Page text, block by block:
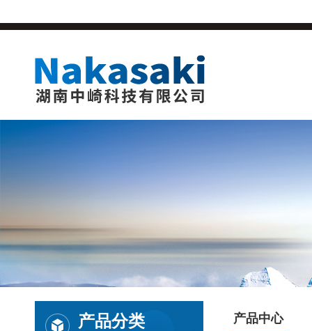
产品分类 产品中心